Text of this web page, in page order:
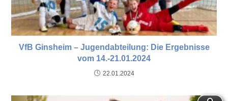
VfB Ginsheim – Jugendabteilung: Die Ergebnisse
vom 14.-21.01.2024
22.01.2024